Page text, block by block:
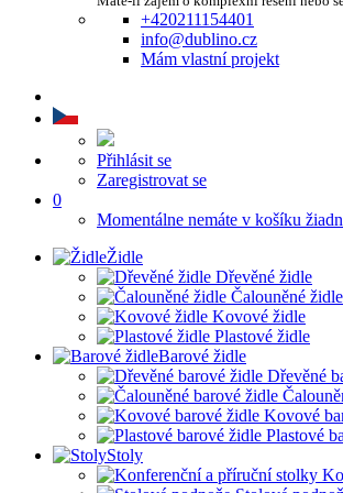
+420211154401
info@dublino.cz
Mám vlastní projekt
Přihlásit se
Zaregistrovat se
0
Momentálne nemáte v košíku
Židle
Dřevěné židle
Čalouněné židle
Kovové židle
Plastové židle
Barové židle
Dřevěné
Kovové
Plastové
Stoly